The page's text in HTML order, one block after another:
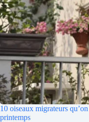
10 oiseaux migrateurs
printemps